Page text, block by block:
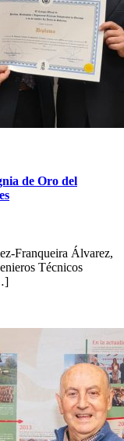
de Oro del
Franqueira Álvarez,
Técnicos